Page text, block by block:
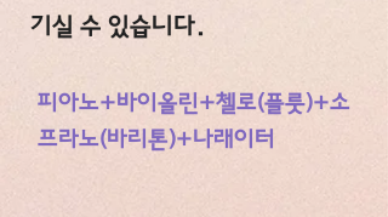
기실 수 있습니다.
피아노+바이올린+첼로(플릇)+소
프라노(바리톤)+나래이터